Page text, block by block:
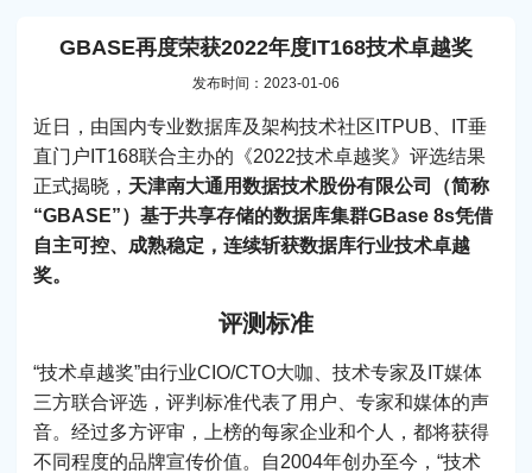
GBASE再度荣获2022年度IT168技术卓越奖
发布时间：2023-01-06
近日，由国内专业数据库及架构技术社区ITPUB、IT垂
直门户IT168联合主办的《2022技术卓越奖》评选结果
正式揭晓， 天津南大通用数据技术股份有限公司（简称
“GBASE”）基于共享存储的数据库集群GBase 8s凭借
自主可控、成熟稳定，连续斩获数据库行业技术卓越
奖。
评测标准
“技术卓越奖”由行业CIO/CTO大咖、技术专家及IT媒体
三方联合评选，评判标准代表了用户、专家和媒体的声
音。经过多方评审，上榜的每家企业和个人，都将获得
不同程度的品牌宣传价值。自2004年创办至今，“技术